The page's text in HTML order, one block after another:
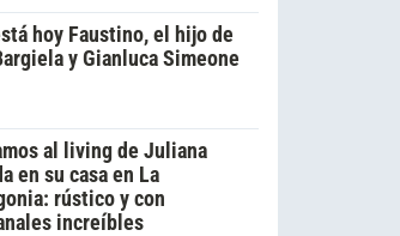
hoy Faustino, el hijo de
y Gianluca Simeone
al living de Juliana
en su casa en La
rústico y con
increíbles